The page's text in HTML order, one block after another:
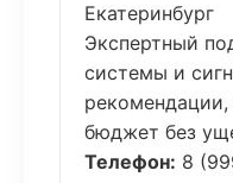
Екатеринбург
Экспертный
системы и
бюджет без
Телефон: 8